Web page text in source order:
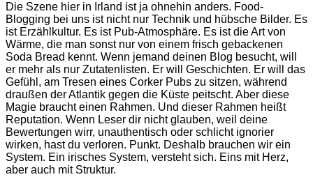
Die Szene hier in Irland ist ja ohnehin anders. Food-
Blogging bei uns ist nicht nur Technik und hübsche Bilder. Es
ist Erzählkultur. Es ist Pub-Atmosphäre. Es ist die Art von
Wärme, die man sonst nur von einem frisch gebackenen
Soda Bread kennt. Wenn jemand deinen Blog besucht, will
er mehr als nur Zutatenlisten. Er will Geschichten. Er will das
Gefühl, am Tresen eines Corker Pubs zu sitzen, während
draußen der Atlantik gegen die Küste peitscht. Aber diese
Magie braucht einen Rahmen. Und dieser Rahmen heißt
Reputation. Wenn Leser dir nicht glauben, weil deine
Bewertungen wirr, unauthentisch oder schlicht ignorier
wirken, hast du verloren. Punkt. Deshalb brauchen wir ein
System. Ein irisches System, versteht sich. Eins mit Herz,
aber auch mit Struktur.